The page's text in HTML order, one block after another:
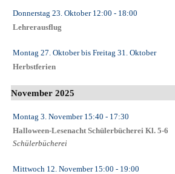
Donnerstag 23. Oktober12:00 - 18:00
Lehrerausflug
Montag 27. Oktoberbis Freitag 31. Oktober
Herbstferien
November 2025
Montag 3. November15:40 - 17:30
Halloween-Lesenacht Schülerbücherei Kl. 5-6
Schülerbücherei
Mittwoch 12. November15:00 - 19:00